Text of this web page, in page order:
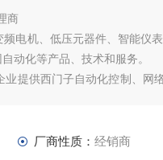
商
电机、低压元器件、智能仪
动化等产品、技术和服务。
提供西门子自动化控制、网
厂商性质： 经销商